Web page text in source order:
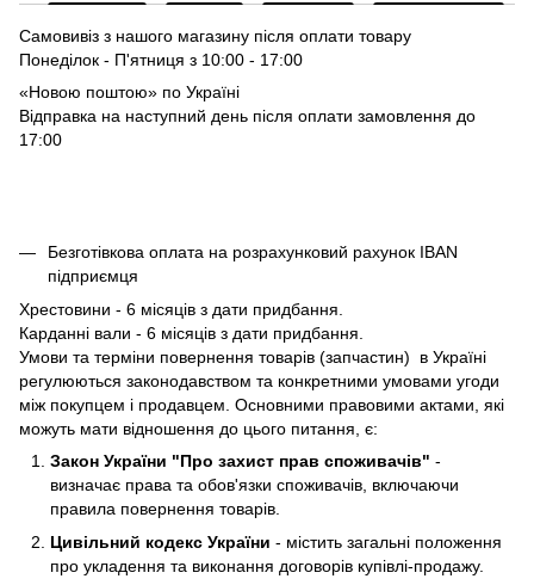
Самовивіз з нашого магазину після оплати товару
Понеділок - П'ятниця з 10:00 - 17:00
«Новою поштою» по Україні
Відправка на наступний день після оплати замовлення до
17:00
Безготівкова оплата на розрахунковий рахунок IBAN
підприємця
Хрестовини - 6 місяців з дати придбання.
Карданні вали - 6 місяців з дати придбання.
Умови та терміни повернення товарів (запчастин) в Україні
регулюються законодавством та конкретними умовами угоди
між покупцем і продавцем. Основними правовими актами, які
можуть мати відношення до цього питання, є:
Закон України "Про захист прав споживачів" -
визначає права та обов'язки споживачів, включаючи
правила повернення товарів.
Цивільний кодекс України - містить загальні положення
про укладення та виконання договорів купівлі-продажу.